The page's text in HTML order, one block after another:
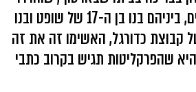
למעצר בית. החשודים, ביניהם בנו בן ה-17 של שופט ובנו
קבוצת כדורגל, האשימו זה את זה
שהפרקליטות תגיש בקרוב כתבי